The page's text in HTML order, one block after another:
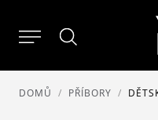
DOMŮ PŘÍBORY